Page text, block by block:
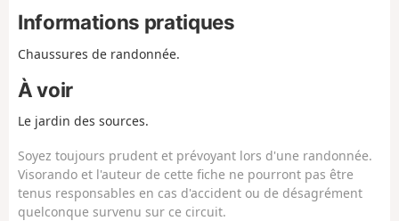
Informations pratiques
Chaussures de randonnée.
À voir
Le jardin des sources.
Soyez toujours prudent et prévoyant lors d'une randonnée.
Visorando et l'auteur de cette fiche ne pourront pas être
tenus responsables en cas d'accident ou de désagrément
quelconque survenu sur ce circuit.